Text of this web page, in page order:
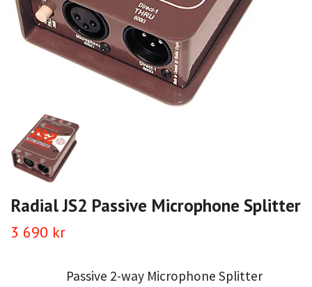
Radial JS2 Passive Microphone Splitter
3 690 kr
Passive 2-way Microphone Splitter